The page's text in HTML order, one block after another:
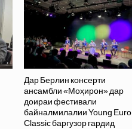
Дар Берлин консерти
ансамбли «Моҳирон» дар
доираи фестивали
байналмилалии Young Euro
Classic баргузор гардид